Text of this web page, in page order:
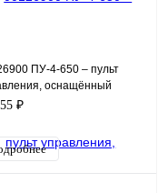
ПУ-4-650 – пульт
оснащённый
аналоговых
₽